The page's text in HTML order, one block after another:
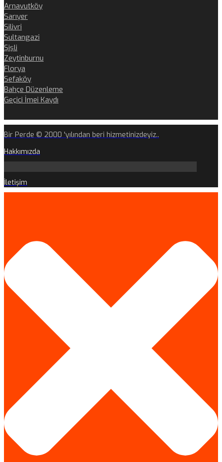
Arnavutköy
Sarıyer
Silivri
Sultangazi
Şişli
Zeytinburnu
Florya
Sefaköy
Bahçe Düzenleme
Geçici İmei Kaydı
Bir Perde © 2000 'yılından beri hizmetinizdeyiz..
Hakkımızda
İletişim